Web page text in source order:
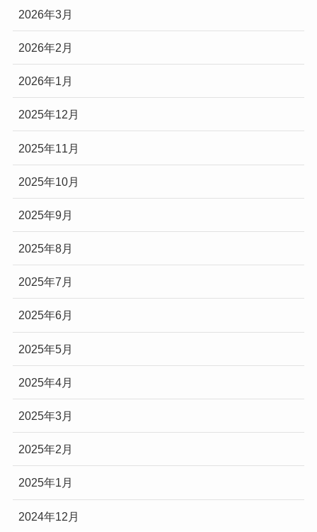
2026年3月
2026年2月
2026年1月
2025年12月
2025年11月
2025年10月
2025年9月
2025年8月
2025年7月
2025年6月
2025年5月
2025年4月
2025年3月
2025年2月
2025年1月
2024年12月